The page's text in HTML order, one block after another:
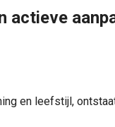
actieve
en leefstijl,